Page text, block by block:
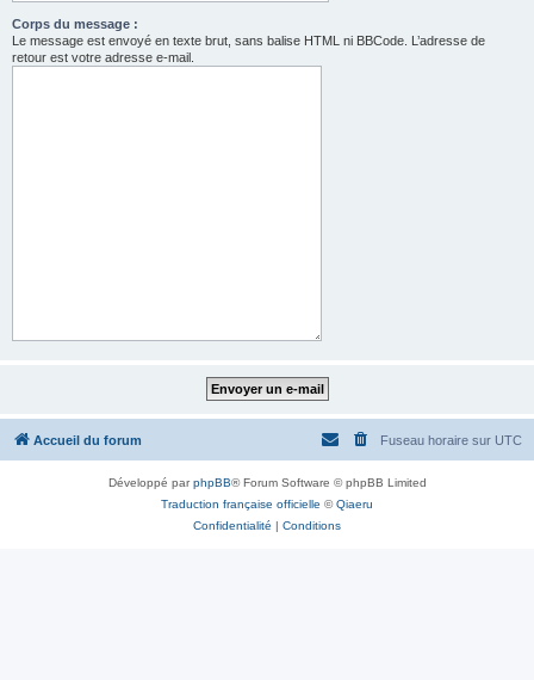
Corps du message :
Le message est envoyé en texte brut, sans balise HTML ni BBCode. L’adresse de
retour est votre adresse e-mail.
Accueil du forum Fuseau horaire sur UTC
Développé parphpBB® Forum Software © phpBB Limited
Traduction française officielle ©Qiaeru
Confidentialité | Conditions